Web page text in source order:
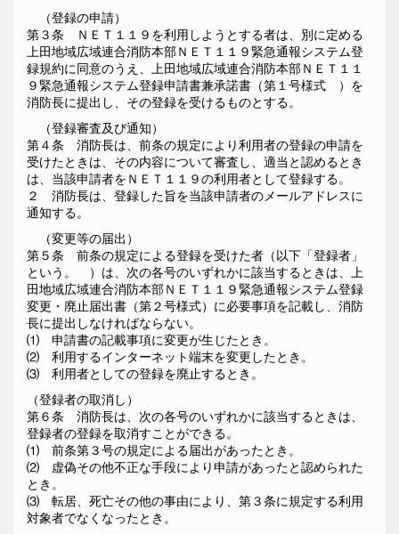
（登録の申請）
第３条 ＮＥＴ１１９を利用しようとする者は、別に定める
上田地域広域連合消防本部ＮＥＴ１１９緊急通報システム登
録規約に同意のうえ、上田地域広域連合消防本部ＮＥＴ１１
９緊急通報システム登録申請書兼承諾書（第１号様式 ）を
消防長に提出し、その登録を受けるものとする。
（登録審査及び通知）
第４条 消防長は、前条の規定により利用者の登録の申請を
受けたときは、その内容について審査し、適当と認めるとき
は、当該申請者をＮＥＴ１１９の利用者として登録する。
２ 消防長は、登録した旨を当該申請者のメールアドレスに
通知する。
（変更等の届出）
第５条 前条の規定による登録を受けた者（以下「登録者」
という。 ）は、次の各号のいずれかに該当するときは、上
田地域広域連合消防本部ＮＥＴ１１９緊急通報システム登録
変更・廃止届出書（第２号様式）に必要事項を記載し、消防
長に提出しなければならない。
⑴ 申請書の記載事項に変更が生じたとき。
⑵ 利用するインターネット端末を変更したとき。
⑶ 利用者としての登録を廃止するとき。
（登録者の取消し）
第６条 消防長は、次の各号のいずれかに該当するときは、
登録者の登録を取消すことができる。
⑴ 前条第３号の規定による届出があったとき。
⑵ 虚偽その他不正な手段により申請があったと認められた
とき。
⑶ 転居、死亡その他の事由により、第３条に規定する利用
対象者でなくなったとき。